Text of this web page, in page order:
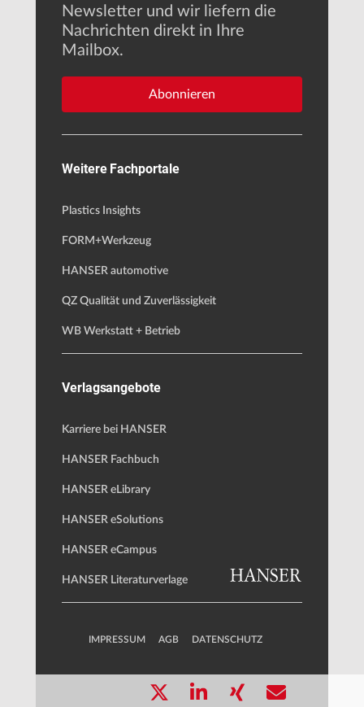
Newsletter und wir liefern die
Nachrichten direkt in Ihre
Mailbox.
Abonnieren
Weitere Fachportale
Plastics Insights
FORM+Werkzeug
HANSER automotive
QZ Qualität und Zuverlässigkeit
WB Werkstatt + Betrieb
Verlagsangebote
Karriere bei HANSER
HANSER Fachbuch
HANSER eLibrary
HANSER eSolutions
HANSER eCampus
HANSER Literaturverlage
IMPRESSUM AGB DATENSCHUTZ